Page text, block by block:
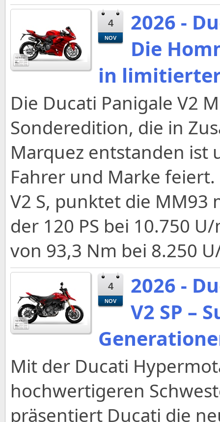
4
NOV
2026 -
Die
in
Die Ducati Panigale V2
Sonderedition, die in
Marquez entstanden ist
Fahrer und Marke
V2 S, punktet die MM93
der 120 PS bei 10.750
von 93,3 Nm bei 8.250
4
NOV
2026 -
V2 SP –
Mit der Ducati
hochwertigeren
präsentiert Ducati die